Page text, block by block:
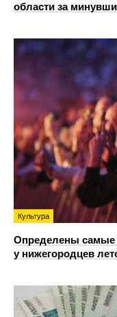
области за
Культура
Определены самые
у нижегородцев